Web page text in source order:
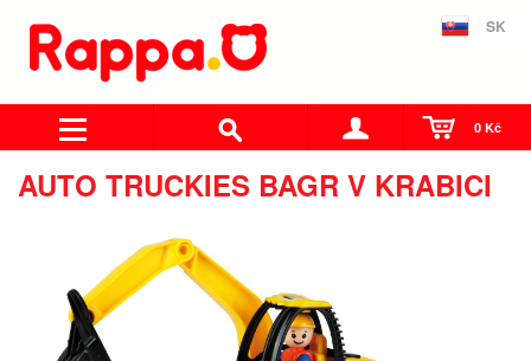
SK
0 Kč
AUTO TRUCKIES BAGR V KRABICI